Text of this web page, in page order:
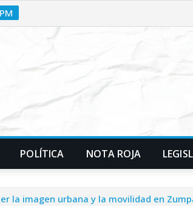
POLÍTICA NOTA ROJA
la imagen urbana y la movilidad en